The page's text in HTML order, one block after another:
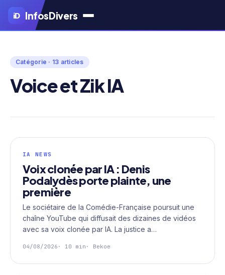
Aller
contenu
iD InfosDivers
Catégorie · 13 articles
Voice et Zik IA
IA NEWS
Voix clonée par IA : Denis
Podalydès porte plainte, une
première
Le sociétaire de la Comédie-Française poursuit une
chaîne YouTube qui diffusait des dizaines de vidéos
avec sa voix clonée par IA. La justice a…
04/08/2026 · 10 min · Bekoe